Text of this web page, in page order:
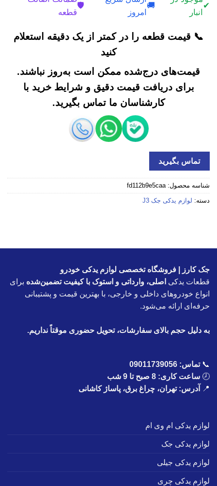
✔
انبار
🚚
امروز
🛡️
قطعه
📞 قیمت قطعه را در کمتر از یک دقیقه استعلام
کنید
قیمت‌های درج‌شده ممکن است به‌روز نباشند.
برای دریافت قیمت دقیق و شرایط خرید با
کارشناسان ما تماس بگیرید.
تماس بگیرید
شناسه محصول:fd112b9e5caa
دسته: لوازم یدکی جک J3
جک کارز | فروشگاه تخصصی لوازم یدکی خودرو
قطعات یدکی اصلی، وارداتی و استوک با کیفیت تضمین‌شده برای
انواع خودروهای داخلی و خارجی، با بهترین قیمت و پشتیبانی
حرفه‌ای ارائه می‌شود.
به دلیل حجم بالای سفارشات، تحویل حضوری موقتاً نداریم.
📞تماس: 09011739056
🕗 ساعت کاری: 8 صبح تا 9 شب
📍
آدرس: تهران، چراغ برق، پاساژ کاشانی
لوازم یدکی ام وی ام
لوازم یدکی جک
لوازم یدکی جیلی
لوازم یدکی چری